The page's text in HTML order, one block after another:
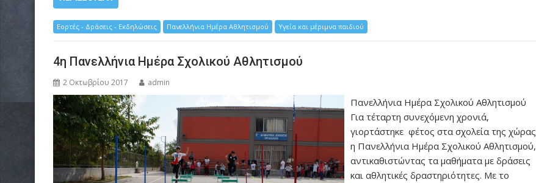
Εορτές - Δράσεις - Εκδηλώσεις Πανελλήνια Ημέρα Αθλητισμού Υγεία και μέριμνα παιδιού
4η Πανελλήνια Ημέρα Σχολικού Αθλητισμού
2 Οκτωβρίου 2017 admin
Πανελλήνια Ημέρα Σχολικού Αθλητισμού
Για τέταρτη συνεχόμενη χρονιά,
γιορτάστηκε φέτος στα σχολεία της χώρας
η Πανελλήνια Ημέρα Σχολικού Αθλητισμού,
αντικαθιστώντας τα μαθήματα με δράσεις
και αθλητικές δραστηριότητες. Με το